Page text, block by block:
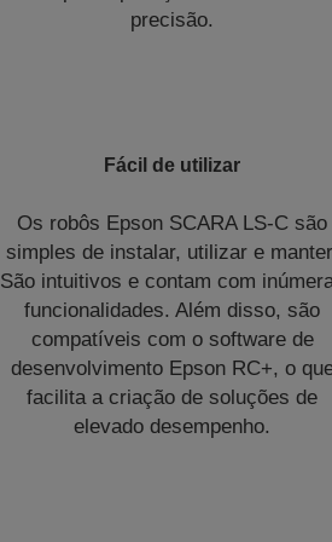
precisão.
Fácil de utilizar
Os robôs Epson SCARA LS-C são
simples de instalar, utilizar e
São intuitivos e contam com
funcionalidades. Além disso, são
compatíveis com o software de
desenvolvimento Epson RC+, o
facilita a criação de soluções de
elevado desempenho.